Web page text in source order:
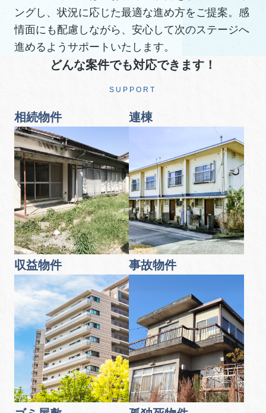
ングし、状況に応じた最適な進め方をご提案。感
情面にも配慮しながら、安心して次のステージへ
進めるようサポートいたします。
どんな案件でも対応できます！
SUPPORT
相続物件 連棟
収益物件 事故物件